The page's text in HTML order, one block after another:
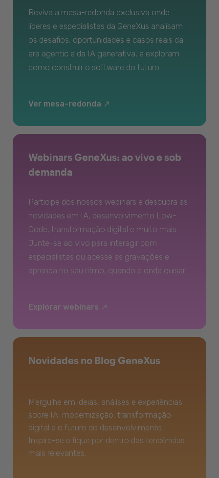
Reviva a mesa-redonda exclusiva onde
líderes e especialistas da GeneXus analisam
os desafios, oportunidades e casos reais da
era agentic e da IA generativa, e exploram
como construir o software do futuro.
Ver mesa-redonda
Webinars GeneXus: ao vivo e sob
demanda
Participe dos nossos webinars e descubra as
novidades em IA, desenvolvimento Low-
Code, transformação digital e muito mais.
Junte-se ao vivo para interagir com
especialistas ou acesse as gravações e
aprenda no seu ritmo, quando e onde quiser.
Explorar webinars
Novidades no Blog GeneXus
Mergulhe em ideias, análises e experiências
sobre IA, modernização, transformação
digital e o futuro do desenvolvimento.
Inspire-se e fique por dentro das tendências
mais relevantes.